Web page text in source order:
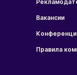
Вакансии
Правила